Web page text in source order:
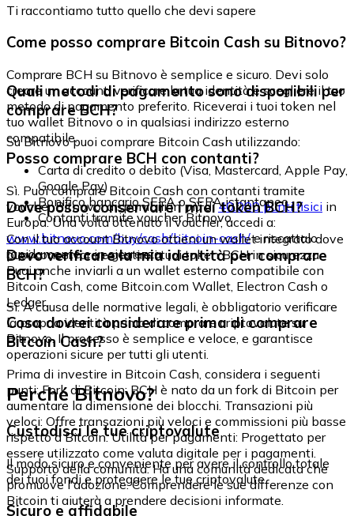
Ti raccontiamo tutto quello che devi sapere
Come posso comprare Bitcoin Cash su Bitnovo?
Comprare BCH su Bitnovo è semplice e sicuro. Devi solo
creare un account, verificare la tua identità e scegliere il tuo
metodo di pagamento preferito. Riceverai i tuoi token nel
tuo wallet Bitnovo o in qualsiasi indirizzo esterno
compatibile.
Quali metodi di pagamento sono disponibili per
comprare BCH?
Su Bitnovo puoi comprare Bitcoin Cash utilizzando:
Carta di credito o debito (Visa, Mastercard, Apple Pay,
Google Pay)
Bonifico bancario SEPA o SEPA istantaneo
Contanti tramite voucher Bitnovo
Posso comprare BCH con contanti?
Sì. Puoi comprare Bitcoin Cash con contanti tramite
voucher Bitnovo, disponibili in più di40.000 punti fisici in
Europa. Una volta ottenuto il voucher, accedi a:
www.bitnovo.com/buy/cash/bitcoin-cash/e riscattalo
rapidamente e in sicurezza.
Dove posso conservare i miei token BCH?
Con il tuo account Bitnovo ottieni un wallet integrato dove
puoi conservare e gestire i tuoi token BCH in sicurezza.
Puoi anche inviarli a un wallet esterno compatibile con
Bitcoin Cash, come Bitcoin.com Wallet, Electron Cash o
Ledger.
Devo verificare la mia identità per comprare
BCH?
Sì. A causa delle normative legali, è obbligatorio verificare
la propria identità prima di comprare criptovalute su
Bitnovo. Il processo è semplice e veloce, e garantisce
operazioni sicure per tutti gli utenti.
Cosa dovrei considerare prima di comprare
Bitcoin Cash?
Prima di investire in Bitcoin Cash, considera i seguenti
punti: Fork di Bitcoin: BCH è nato da un fork di Bitcoin per
aumentare la dimensione dei blocchi. Transazioni più
veloci: Offre transazioni più veloci e commissioni più basse
rispetto a Bitcoin. Utilità per pagamenti: Progettato per
essere utilizzato come valuta digitale per i pagamenti.
Supporto della comunità: Ha una comunità dedicata che
promuove l'adozione. Comprendere le sue differenze con
Bitcoin ti aiuterà a prendere decisioni informate.
Perché Bitnovo?
Custodisci le tue criptovalute
Il modo sicuro e conveniente per avere il controllo totale
dei tuoi fondi e proteggere le tue criptovalute.
Sicuro e affidabile